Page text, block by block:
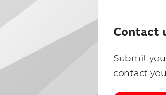
Contact
Submit
contact you